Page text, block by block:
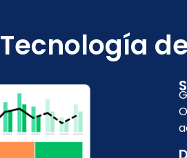
Tecnología